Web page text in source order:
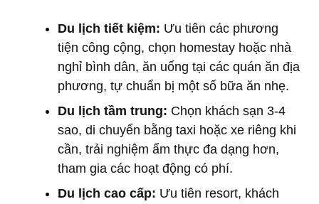
Du lịch tiết kiệm: Ưu tiên các phương
tiện công cộng, chọn homestay hoặc nhà
nghỉ bình dân, ăn uống tại các quán ăn địa
phương, tự chuẩn bị một số bữa ăn nhẹ.
Du lịch tầm trung: Chọn khách sạn 3-4
sao, di chuyển bằng taxi hoặc xe riêng khi
cần, trải nghiệm ẩm thực đa dạng hơn,
tham gia các hoạt động có phí.
Du lịch cao cấp: Ưu tiên resort, khách